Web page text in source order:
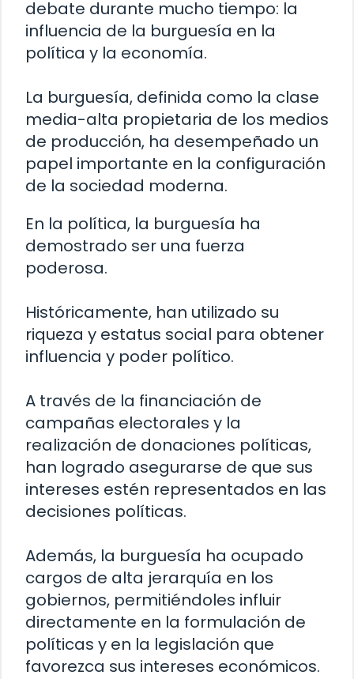
debate durante mucho tiempo: la
influencia de la burguesía en la
política y la economía.
La burguesía, definida como la clase
media-alta propietaria de los medios
de producción, ha desempeñado un
papel importante en la configuración
de la sociedad moderna.
En la política, la burguesía ha
demostrado ser una fuerza
poderosa.
Históricamente, han utilizado su
riqueza y estatus social para obtener
influencia y poder político.
A través de la financiación de
campañas electorales y la
realización de donaciones políticas,
han logrado asegurarse de que sus
intereses estén representados en las
decisiones políticas.
Además, la burguesía ha ocupado
cargos de alta jerarquía en los
gobiernos, permitiéndoles influir
directamente en la formulación de
políticas y en la legislación que
favorezca sus intereses económicos.